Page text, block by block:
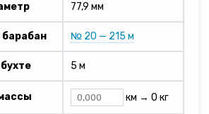
77,9 мм
№ 20 — 215 м
5 м
км → 0 кг